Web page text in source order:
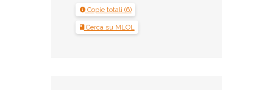
Copie totali (6)
Cerca su MLOL